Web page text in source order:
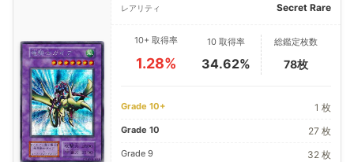
レアリティ Secret Rare
10+ 取得率
1.28%
10 取得率
34.62%
総鑑定枚数
78枚
Grade 10+ 1 枚
Grade 10 27 枚
Grade 9 32 枚